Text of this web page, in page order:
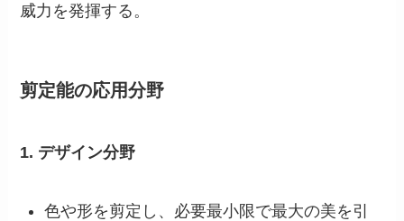
威力を発揮する。
剪定能の応用分野
1. デザイン分野
色や形を剪定し、必要最小限で最大の美を引